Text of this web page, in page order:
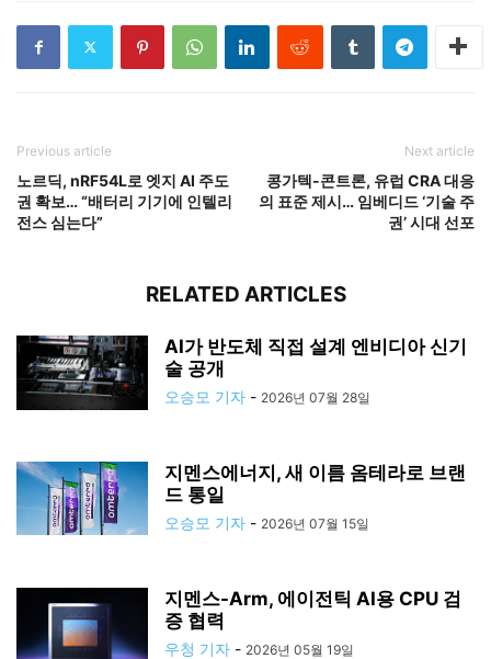
Previous article
노르딕, nRF54L로 엣지 AI 주도
권 확보… “배터리 기기에 인텔리
전스 심는다”
Next article
콩가텍-콘트론, 유럽 CRA 대응
의 표준 제시… 임베디드 ‘기술 주
권’ 시대 선포
RELATED ARTICLES
AI가 반도체 직접 설계 엔비디아 신기
술 공개
오승모 기자 - 2026년 07월 28일
지멘스에너지, 새 이름 옴테라로 브랜
드 통일
오승모 기자 - 2026년 07월 15일
지멘스-Arm, 에이전틱 AI용 CPU 검
증 협력
우청 기자 - 2026년 05월 19일